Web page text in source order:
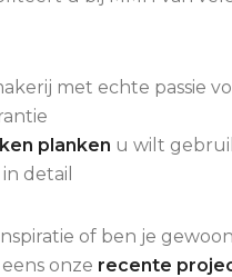
met echte passie
planken u wilt
detail
of ben je
onze recente